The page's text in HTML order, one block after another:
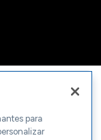
para